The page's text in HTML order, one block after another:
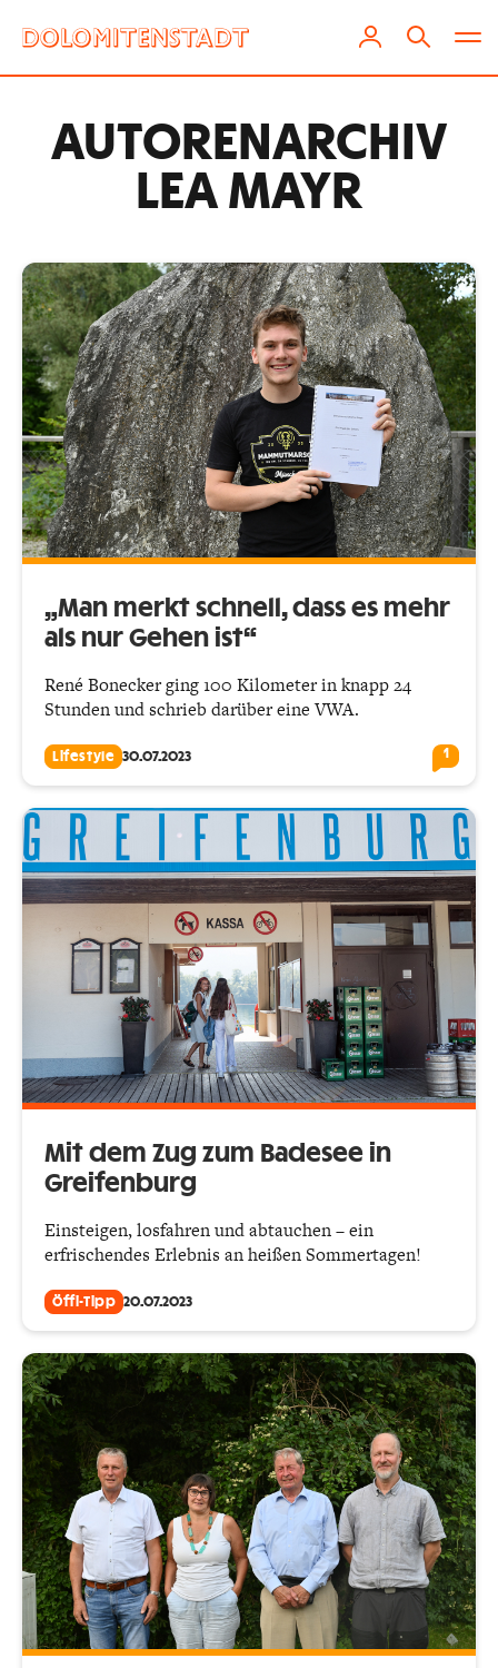
AUTOREN­ARCHIV
LEA MAYR
„Man merkt schnell, dass es mehr
als nur Gehen ist“
René Bonecker ging 100 Kilometer in knapp 24
Stunden und schrieb darüber eine VWA.
Lifestyle 30.07.2023 1
Mit dem Zug zum Badesee in
Greifenburg
Einsteigen, losfahren und abtauchen – ein
erfrischendes Erlebnis an heißen Sommertagen!
Öffi-Tipp 20.07.2023